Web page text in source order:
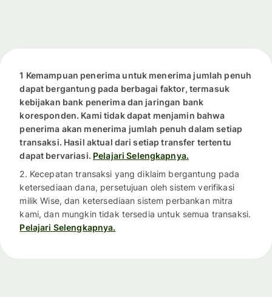
1 Kemampuan penerima untuk menerima jumlah penuh
dapat bergantung pada berbagai faktor, termasuk
kebijakan bank penerima dan jaringan bank
koresponden. Kami tidak dapat menjamin bahwa
penerima akan menerima jumlah penuh dalam setiap
transaksi. Hasil aktual dari setiap transfer tertentu
dapat bervariasi. Pelajari Selengkapnya.
2. Kecepatan transaksi yang diklaim bergantung pada
ketersediaan dana, persetujuan oleh sistem verifikasi
milik Wise, dan ketersediaan sistem perbankan mitra
kami, dan mungkin tidak tersedia untuk semua transaksi.
Pelajari Selengkapnya.